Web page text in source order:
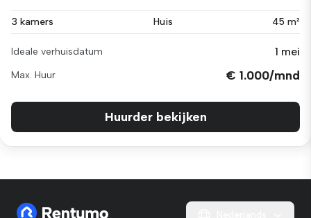
3 kamers Huis 45 m²
Ideale verhuisdatum 1 mei
Max. Huur € 1.000/mnd
Huurder bekijken